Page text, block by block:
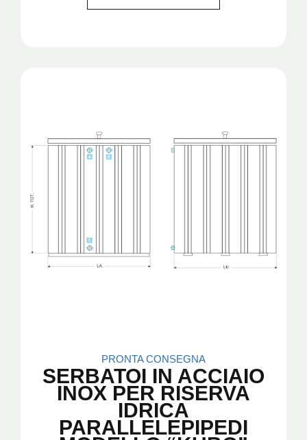
PRONTA CONSEGNA
SERBATOI IN ACCIAIO
INOX PER RISERVA
IDRICA
PARALLELEPIPEDI